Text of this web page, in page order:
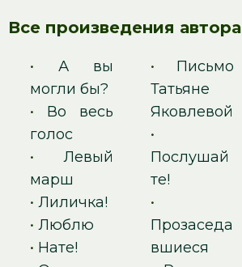
Все произведения автора
• А вы
могли бы?
• Во весь
голос
• Левый
марш
• Лиличка!
• Люблю
• Нате!
• Письмо
Татьяне
Яковлевой
•
Послушай
те!
•
Прозаседа
вшиеся